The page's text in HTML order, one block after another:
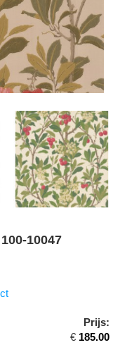
10047
Prijs:
€ 185.00